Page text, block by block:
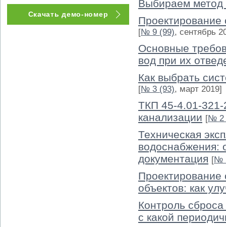
Скачать демо-номер
Выбираем метод
Проектирование
[№ 9 (99), сентябрь
Основные
вод при их
Как выбрать
[№ 3 (93), март 2019]
ТКП 45-4.01-321-
канализации [№ 2
Техническая
водоснабжения:
документация [№
Проектирование
объектов: как
Контроль
с какой